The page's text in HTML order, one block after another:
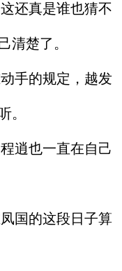
还真是谁也猜不
清楚了。
手的规定，越发
。
逍也一直在自己
国的这段日子算